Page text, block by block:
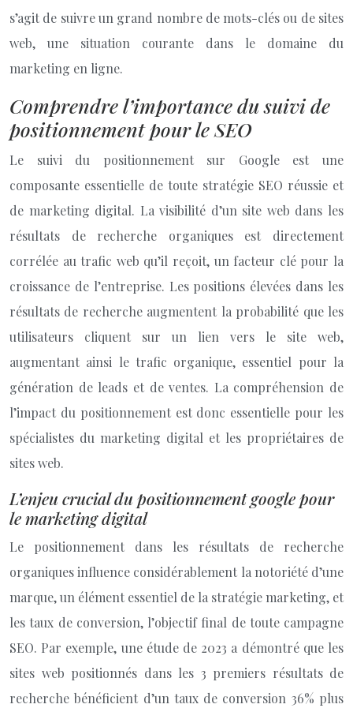
s’agit de suivre un grand nombre de mots-clés ou de sites
web, une situation courante dans le domaine du
marketing en ligne.
Comprendre l’importance du suivi de
positionnement pour le SEO
Le suivi du positionnement sur Google est une
composante essentielle de toute stratégie SEO réussie et
de marketing digital. La visibilité d’un site web dans les
résultats de recherche organiques est directement
corrélée au trafic web qu’il reçoit, un facteur clé pour la
croissance de l’entreprise. Les positions élevées dans les
résultats de recherche augmentent la probabilité que les
utilisateurs cliquent sur un lien vers le site web,
augmentant ainsi le trafic organique, essentiel pour la
génération de leads et de ventes. La compréhension de
l’impact du positionnement est donc essentielle pour les
spécialistes du marketing digital et les propriétaires de
sites web.
L’enjeu crucial du positionnement google pour
le marketing digital
Le positionnement dans les résultats de recherche
organiques influence considérablement la notoriété d’une
marque, un élément essentiel de la stratégie marketing, et
les taux de conversion, l’objectif final de toute campagne
SEO. Par exemple, une étude de 2023 a démontré que les
sites web positionnés dans les 3 premiers résultats de
recherche bénéficient d’un taux de conversion 36% plus